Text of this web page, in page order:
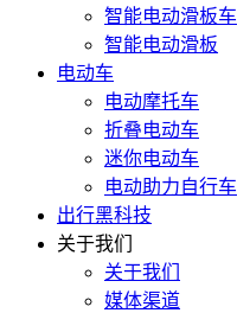
智能电动滑板车
智能电动滑板
电动车
电动摩托车
折叠电动车
迷你电动车
电动助力自行车
出行黑科技
关于我们
关于我们
媒体渠道